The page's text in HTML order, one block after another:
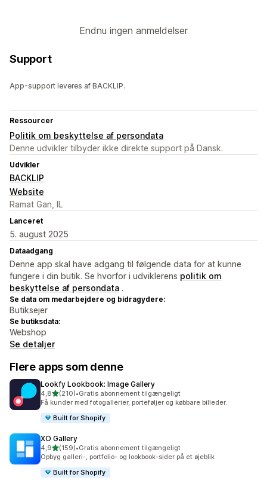
Endnu ingen anmeldelser
Support
App-support leveres af BACKLIP.
Ressourcer
Politik om beskyttelse af persondata
Denne udvikler tilbyder ikke direkte support på Dansk.
Udvikler
BACKLIP
Website
Ramat Gan, IL
Lanceret
5. august 2025
Dataadgang
Denne app skal have adgang til følgende data for at kunne
fungere i din butik. Se hvorfor i udviklerens politik om
beskyttelse af persondata .
Se data om medarbejdere og bidragydere:
Butiksejer
Se butiksdata:
Webshop
Se detaljer
Flere apps som denne
Lookfy Lookbook: Image Gallery
4,8ud af 5 stjerner
(210)
210 anmeldelser i alt
•Gratis abonnement tilgængeligt
Få kunder med fotogallerier, porteføljer og købbare billeder.
Built for Shopify
XO Gallery
4,9ud af 5 stjerner
(159)
159 anmeldelser i alt
•Gratis abonnement tilgængeligt
Opbyg galleri-, portfolio- og lookbook-sider på et øjeblik
Built for Shopify